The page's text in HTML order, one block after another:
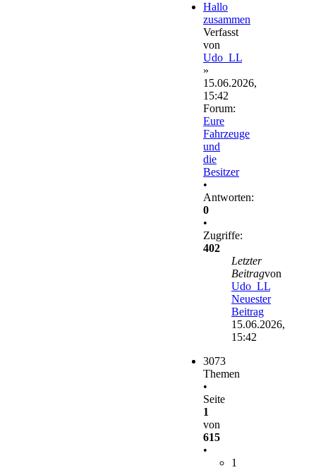
Hallo
zusammen
Verfasst
von
Udo_LL
»
15.06.2026,
15:42
Forum:
Eure
Fahrzeuge
und
die
Besitzer
•
Antworten:
0
•
Zugriffe:
402
Letzter
Beitragvon
Udo_LL
Neuester
Beitrag
15.06.2026,
15:42
3073
Themen
•
Seite
1
von
615
•
1